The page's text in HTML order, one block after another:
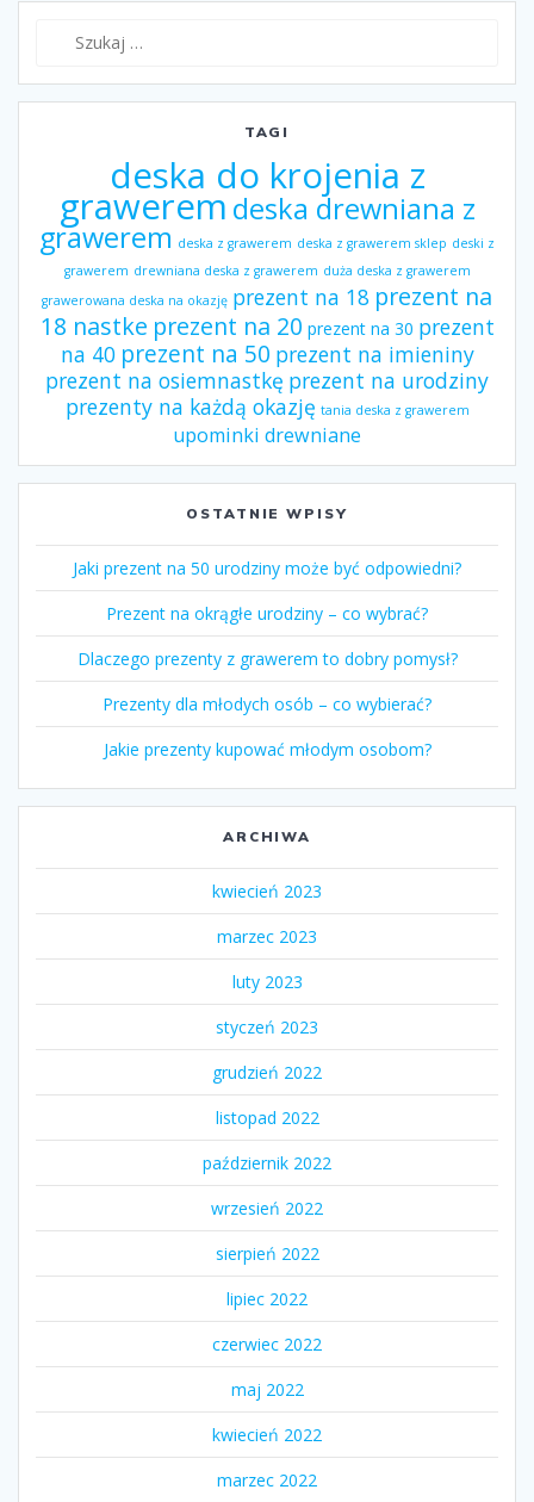
TAGI
deska do krojenia z
grawerem deska drewniana z
grawerem deska z grawerem deska z grawerem sklep deski z
grawerem drewniana deska z grawerem duża deska z grawerem
grawerowana deska na okazję prezent na 18 prezent na
18 nastke prezent na 20 prezent na 30 prezent
na 40 prezent na 50 prezent na imieniny
prezent na osiemnastkę prezent na urodziny
prezenty na każdą okazję tania deska z grawerem
upominki drewniane
OSTATNIE WPISY
Jaki prezent na 50 urodziny może być odpowiedni?
Prezent na okrągłe urodziny – co wybrać?
Dlaczego prezenty z grawerem to dobry pomysł?
Prezenty dla młodych osób – co wybierać?
Jakie prezenty kupować młodym osobom?
ARCHIWA
kwiecień 2023
marzec 2023
luty 2023
styczeń 2023
grudzień 2022
listopad 2022
październik 2022
wrzesień 2022
sierpień 2022
lipiec 2022
czerwiec 2022
maj 2022
kwiecień 2022
marzec 2022